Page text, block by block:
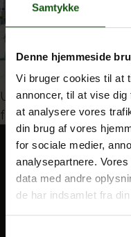
Samtykke
Denne hjemmeside
Vi bruger cookies til at
annoncer, til at vise
at analysere vores
din brug af vores
for sociale medier,
analysepartnere.
data med andre
de har indsamlet fra
Bliv elev
Vores
Om E.G.
Indlægsnavigation
Udgivet i
fransk
BLIV ELEV
Optagelse